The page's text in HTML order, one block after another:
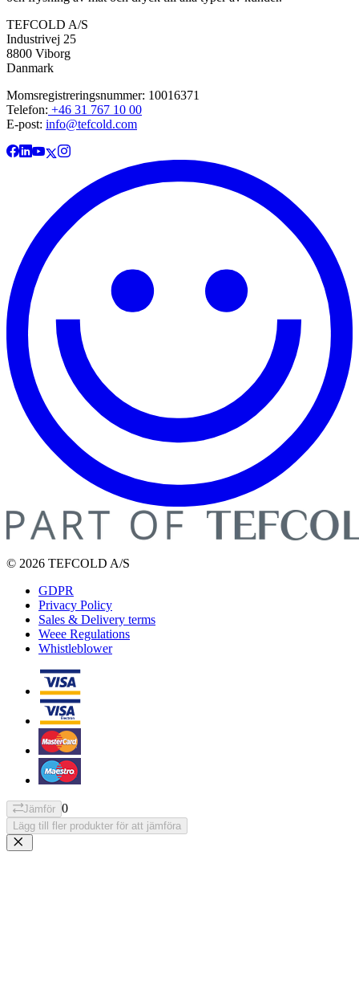
TEFCOLD A/S
Industrivej 25
8800 Viborg
Danmark
Momsregistreringsnummer: 10016371
Telefon: +46 31 767 10 00
E-post: info@tefcold.com
© 2026 TEFCOLD A/S
GDPR
Privacy Policy
Sales & Delivery terms
Weee Regulations
Whistleblower
Jämför 0
Lägg till fler produkter för att jämföra